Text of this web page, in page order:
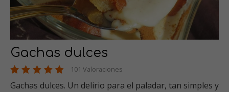
Gachas dulces
101 Valoraciones
Gachas dulces. Un delirio para el paladar, tan simples y